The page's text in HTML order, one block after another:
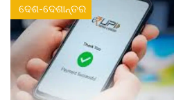
ଦେଶ-ଦେଶାନ୍ତର